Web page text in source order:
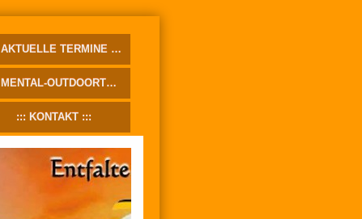
AKTUELLE TERMINE
MENTAL-OUTDOORTRAINING
KONTAKT